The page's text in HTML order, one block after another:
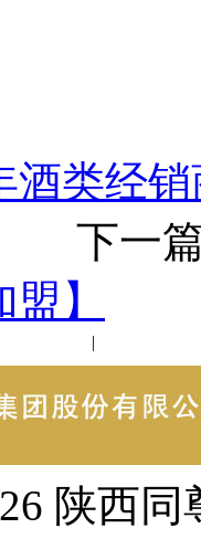
酒类经
一篇
】
|
陕西